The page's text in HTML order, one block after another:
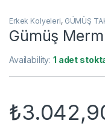
Erkek Kolyeleri, GÜMÜŞ
​Gümüş
Availability:1 adet
₺